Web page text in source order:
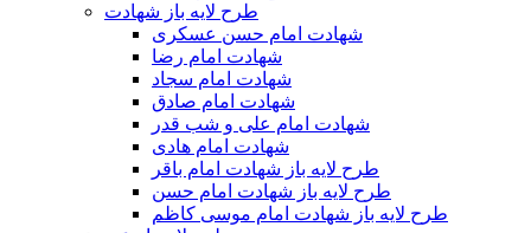
طرح لایه باز شهادت
شهادت امام حسن عسکری
شهادت امام رضا
شهادت امام سجاد
شهادت امام صادق
شهادت امام علی و شب قدر
شهادت امام هادی
طرح لایه باز شهادت امام باقر
طرح لایه باز شهادت امام حسن
طرح لایه باز شهادت امام موسی کاظم